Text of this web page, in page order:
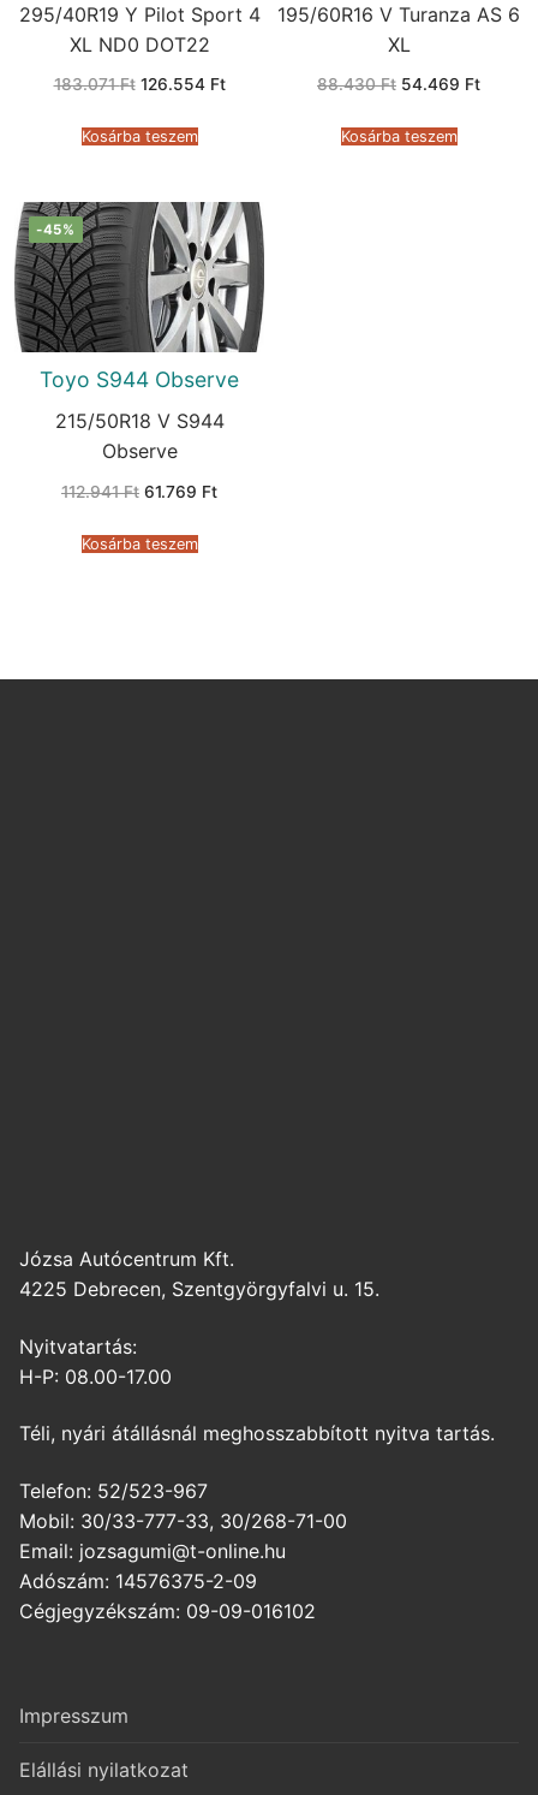
295/40R19 Y Pilot Sport 4
XL ND0 DOT22
183.071Ft Original
183.071 Ft.
126.554 FtCurrent
Kosárba teszem
195/60R16 V Turanza AS 6
XL
88.430Ft Original
88.430 Ft.
54.469 FtCurrent
Kosárba teszem
-45%
Toyo S944 Observe
215/50R18 V S944
Observe
112.941Ft Original
112.941 Ft.
61.769 FtCurrent
Kosárba teszem
Józsa Autócentrum Kft.
4225 Debrecen, Szentgyörgyfalvi u. 15.
Nyitvatartás:
H-P: 08.00-17.00
Téli, nyári átállásnál meghosszabbított nyitva tartás.
Telefon: 52/523-967
Mobil: 30/33-777-33, 30/268-71-00
Email: jozsagumi@t-online.hu
Adószám: 14576375-2-09
Cégjegyzékszám: 09-09-016102
Impresszum
Elállási nyilatkozat